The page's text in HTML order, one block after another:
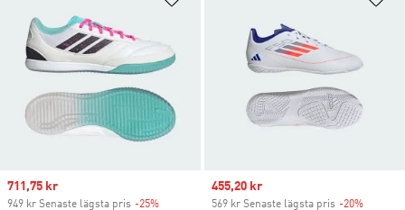
Sale price
711,75 kr
949 kr Senaste lägsta pris -25%
Sale price
455,20 kr
569 kr Senaste lägsta pris -20%